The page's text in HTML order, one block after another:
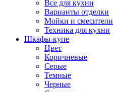
Все для кухни
Варианты отделки
Мойки и смесители
Техника для кухни
Шкафы-купе
Цвет
Коричневые
Серые
Темные
Черные